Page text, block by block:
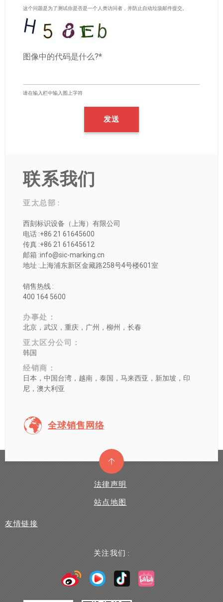
这个问题是为了测试你是否是一个人类访问者，并防止自动垃圾邮件提交。
图像中的代码是什么?*
请在输入栏中输入图上字符
联系我们
亚太总部 :
西刻标识设备（上海）有限公司
电话 :+86 21 61645600
传真 :+86 21 61645612
邮箱 :info@sic-marking.cn
地址 :上海浦东新区金藏路258号4号楼601室
销售热线 :
400 164 5600
办事处：
北京，武汉，重庆，广州，柳州，长春
亚太区分公司：
韩国
经销商：
日本，中国台湾，越南，泰国，马来西亚，新加坡，印
尼，澳大利亚
全球销售网络
法律声明
站点地图
友情链接
关注我们 :